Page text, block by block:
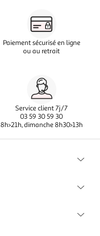
Paiement sécurisé en ligne
ou au retrait
Service client 7j/7
03 59 30 59 30
8h>21h, dimanche 8h30>13h